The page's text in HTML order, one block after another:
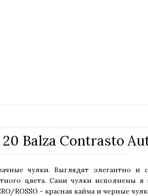
20 Balza Contrasto
чулки. Выглядят элегантно и
цвета. Сами чулки исполнены в
ROSSO - красная кайма и черные